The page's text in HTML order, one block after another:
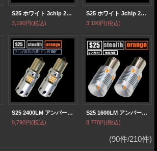
S25 ホワイト 3chip 27連 ピン角150°
3,190円(税込)
S25 ホワイト 3chip 27連 ピン角180°
3,190円(税込)
S25 2400LM アンバー シングル ピン角150° ファン/抵抗内蔵ウインカー
9,790円(税込)
S25 1600LM アンバー シングル ピン角150° 抵抗内蔵ウインカー
8,778円(税込)
(90件/210件)